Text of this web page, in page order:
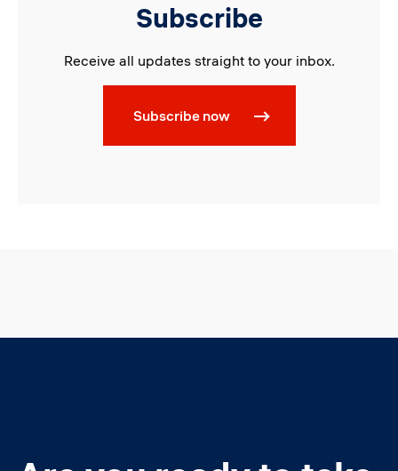
Subscribe
Receive all updates straight to your inbox.
Subscribe now